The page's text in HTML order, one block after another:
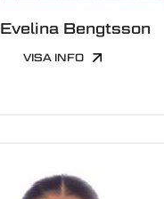
Evelina Bengtsson
VISA INFO